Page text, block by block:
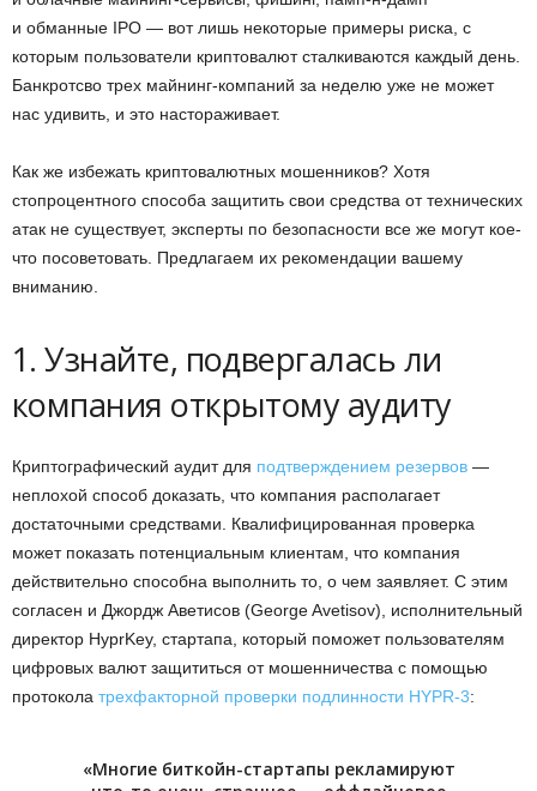
и обманные IPO — вот лишь некоторые примеры риска, с
которым пользователи криптовалют сталкиваются каждый день.
Банкротсво трех майнинг-компаний за неделю уже не может
нас удивить, и это настораживает.
Как же избежать криптовалютных мошенников? Хотя
стопроцентного способа защитить свои средства от технических
атак не существует, эксперты по безопасности все же могут кое-
что посоветовать. Предлагаем их рекомендации вашему
вниманию.
1. Узнайте, подвергалась ли
компания открытому аудиту
Криптографический аудит для подтверждением резервов —
неплохой способ доказать, что компания располагает
достаточными средствами. Квалифицированная проверка
может показать потенциальным клиентам, что компания
действительно способна выполнить то, о чем заявляет. С этим
согласен и Джордж Аветисов (George Avetisov), исполнительный
директор HyprKey, стартапа, который поможет пользователям
цифровых валют защититься от мошенничества с помощью
протокола трехфакторной проверки подлинности HYPR-3:
«Многие биткойн-стартапы рекламируют